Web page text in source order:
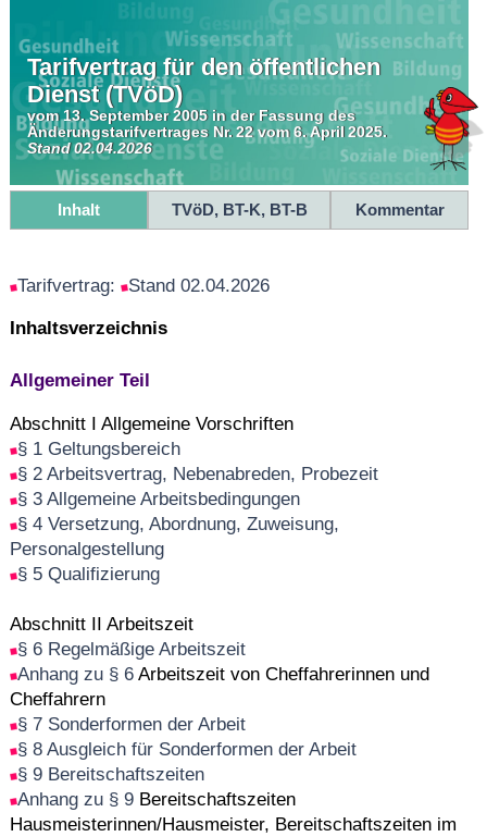
Tarifvertrag für den öffentlichen
Dienst (TVöD)
vom 13. September 2005 in der Fassung des
Änderungstarifvertrages Nr. 22 vom 6. April 2025.
Stand 02.04.2026
Inhalt TVöD, BT-K, BT-B Kommentar
Tarifvertrag: Stand 02.04.2026
Inhaltsverzeichnis
Allgemeiner Teil
Abschnitt I Allgemeine Vorschriften
§ 1 Geltungsbereich
§ 2 Arbeitsvertrag, Nebenabreden, Probezeit
§ 3 Allgemeine Arbeitsbedingungen
§ 4 Versetzung, Abordnung, Zuweisung,
Personalgestellung
§ 5 Qualifizierung
Abschnitt II Arbeitszeit
§ 6 Regelmäßige Arbeitszeit
Anhang zu § 6 Arbeitszeit von Cheffahrerinnen und
Cheffahrern
§ 7 Sonderformen der Arbeit
§ 8 Ausgleich für Sonderformen der Arbeit
§ 9 Bereitschaftszeiten
Anhang zu § 9 Bereitschaftszeiten
Hausmeisterinnen/Hausmeister, Bereitschaftszeiten im